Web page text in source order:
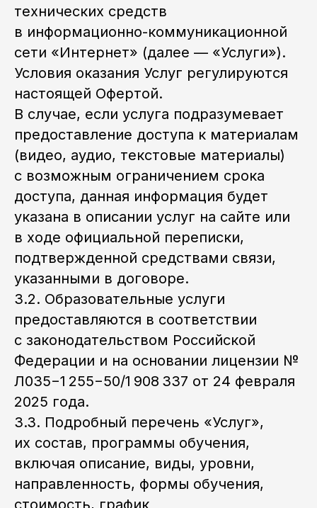
технических средств
в информационно-коммуникационной
сети «Интернет» (далее — «Услуги»).
Условия оказания Услуг регулируются
настоящей Офертой.
В случае, если услуга подразумевает
предоставление доступа к материалам
(видео, аудио, текстовые материалы)
с возможным ограничением срока
доступа, данная информация будет
указана в описании услуг на сайте или
в ходе официальной переписки,
подтвержденной средствами связи,
указанными в договоре.
3.2. Образовательные услуги
предоставляются в соответствии
с законодательством Российской
Федерации и на основании лицензии №
Л035−1 255−50/1 908 337 от 24 февраля
2025 года.
3.3. Подробный перечень «Услуг»,
их состав, программы обучения,
включая описание, виды, уровни,
направленность, формы обучения,
стоимость, график